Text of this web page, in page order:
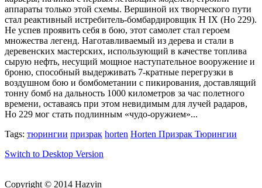
аппараты только этой схемы. Вершиной их творческого пути
стал реактивный истребитель-бомбардировщик Н IX (Но 229).
Не успев проявить себя в бою, этот самолет стал героем
множества легенд. Наготавливаемый из дерева и стали в
деревенских мастерских, использующий в качестве топлива
сырую нефть, несущий мощное наступательное вооружение и
броню, способный выдерживать 7-кратные перегрузки в
воздушном бою и бомбометании с пикирования, доставлящий
тонну бомб на дальность 1000 километров зa час полетного
времени, оставаясь при этом невидимым для лучей радаров,
Но 229 мог стать подлинным «чудо-оружием»...
Tags: тюрингии призрак horten Horten Призрак Тюрингии
Switch to Desktop Version
Copyright © 2014 Hazyin